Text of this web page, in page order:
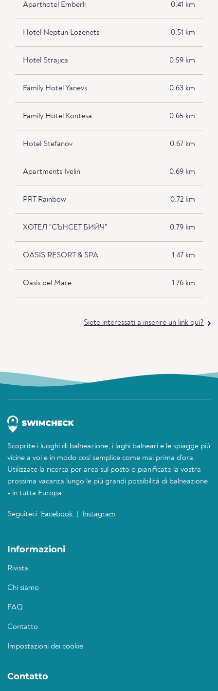
Aparthotel Emberli 0.41 km
Hotel Neptun Lozenets 0.51 km
Hotel Strajica 0.59 km
Family Hotel Yanevs 0.63 km
Family Hotel Kontesa 0.65 km
Hotel Stefanov 0.67 km
Apartments Ivelin 0.69 km
PRT Rainbow 0.72 km
ХОТЕЛ "СЪНСЕТ БИЙЧ" 0.79 km
OASIS RESORT & SPA 1.47 km
Oasis del Mare 1.76 km
Siete interessati a inserire un link qui?
Scoprite i luoghi di balneazione, i laghi balneari e le spiagge più
vicine a voi e in modo così semplice come mai prima d'ora.
Utilizzate la ricerca per area sul posto o pianificate la vostra
prossima vacanza lungo le più grandi possibilità di balneazione
- in tutta Europa.
Seguiteci: Facebook Instagram
Informazioni
Rivista
Chi siamo
FAQ
Contatto
Impostazioni dei cookie
Contatto